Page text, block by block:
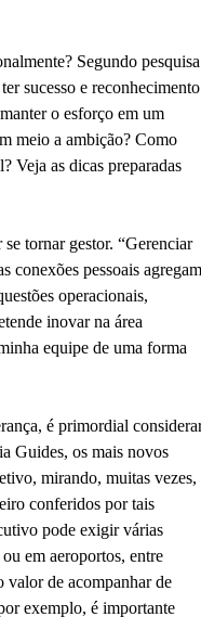
Segundo pesquisa
sucesso e
o esforço em um
meio a ambição? Como
Veja as dicas preparadas
tornar gestor. “Gerenciar
conexões pessoais agregam
operacionais,
inovar na área
equipe de uma forma
é primordial
Guides, os mais novos
mirando, muitas vezes,
conferidos por tais
pode exigir várias
em aeroportos, entre
valor de acompanhar de
exemplo, é importante